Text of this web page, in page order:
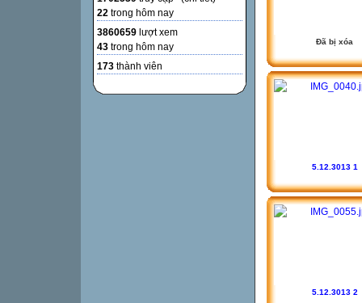
22 trong hôm nay
3860659 lượt xem
43 trong hôm nay
173 thành viên
Đã bị xóa
5.12.3013 1
5.12.3013 2